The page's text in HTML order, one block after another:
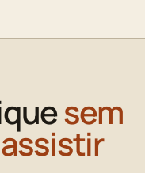
sem